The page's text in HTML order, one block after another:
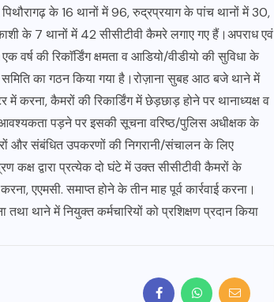
के 16 थानों में 96, रुद्रप्रयाग के पांच थानों में 30,
के 7 थानों में 42 सीसीटीवी कैमरे लगाए गए हैं।अपराध एवं
की रिकाॅर्डिंग क्षमता व आडियो/वीडीयो की सुविधा के
का गठन किया गया है।रोज़ाना सुबह आठ बजे थाने में
करना, कैमरों की रिकार्डिंग में छेड़छाड़ होने पर थानाध्यक्ष व
आवश्यकता पड़ने पर इसकी सूचना वरिष्ठ/पुलिस अधीक्षक के
और संबंधित उपकरणों की निगरानी/संचालन के लिए
कक्ष द्वारा प्रत्येक दो घंटे में उक्त सीसीटीवी कैमरों के
एएमसी. समाप्त होने के तीन माह पूर्व कार्रवाई करना।
थाने में नियुक्त कर्मचारियों को प्रशिक्षण प्रदान किया